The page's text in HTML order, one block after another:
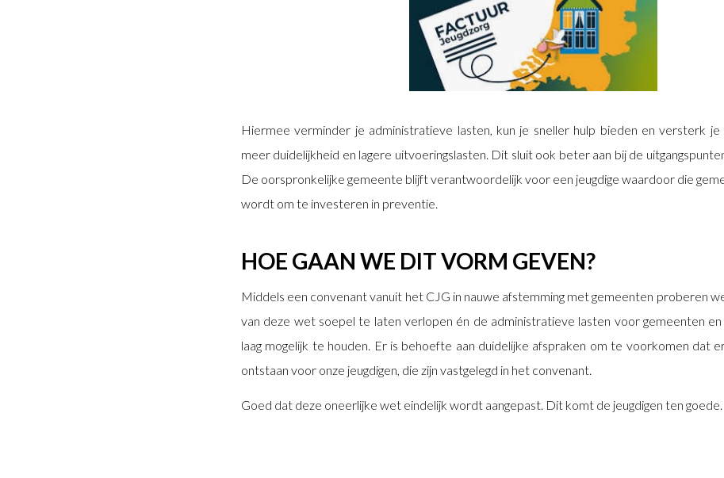
Hiermee verminder je administratieve lasten, kun je sneller hulp bieden en versterk
meer duidelijkheid en lagere uitvoeringslasten. Dit sluit ook beter aan bij de
De oorspronkelijke gemeente blijft verantwoordelijk voor een jeugdige waardoor die
wordt om te investeren in preventie.
HOE GAAN WE DIT VORM GEVEN?
Middels een convenant vanuit het CJG in nauwe afstemming met gemeenten proberen
van deze wet soepel te laten verlopen én de administratieve lasten voor gemeenten en
laag mogelijk te houden. Er is behoefte aan duidelijke afspraken om te voorkomen dat
ontstaan voor onze jeugdigen, die zijn vastgelegd in het convenant.
Goed dat deze oneerlijke wet eindelijk wordt aangepast. Dit komt de jeugdigen ten goede.